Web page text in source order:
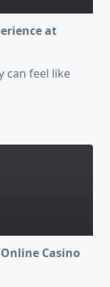
at
can feel like
Casino